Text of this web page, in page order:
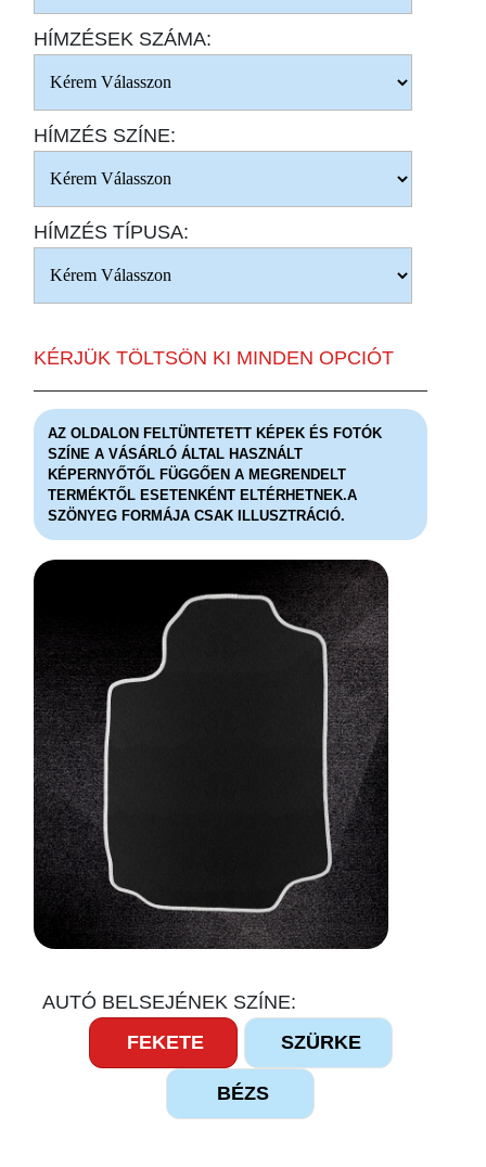
HÍMZÉSEK SZÁMA:
HÍMZÉS SZÍNE:
HÍMZÉS TÍPUSA:
KÉRJÜK TÖLTSÖN KI MINDEN OPCIÓT
AZ OLDALON FELTÜNTETETT KÉPEK ÉS FOTÓK
SZÍNE A VÁSÁRLÓ ÁLTAL HASZNÁLT
KÉPERNYŐTŐL FÜGGŐEN A MEGRENDELT
TERMÉKTŐL ESETENKÉNT ELTÉRHETNEK.A
SZÖNYEG FORMÁJA CSAK ILLUSZTRÁCIÓ.
AUTÓ BELSEJÉNEK SZÍNE:
FEKETE
SZÜRKE
BÉZS